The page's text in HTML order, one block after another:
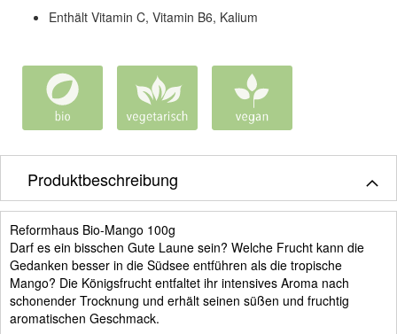
Enthält Vitamin C, Vitamin B6, Kalium
Produktbeschreibung
Reformhaus Bio-Mango 100g
Darf es ein bisschen Gute Laune sein? Welche Frucht kann die
Gedanken besser in die Südsee entführen als die tropische
Mango? Die Königsfrucht entfaltet ihr intensives Aroma nach
schonender Trocknung und erhält seinen süßen und fruchtig
aromatischen Geschmack.